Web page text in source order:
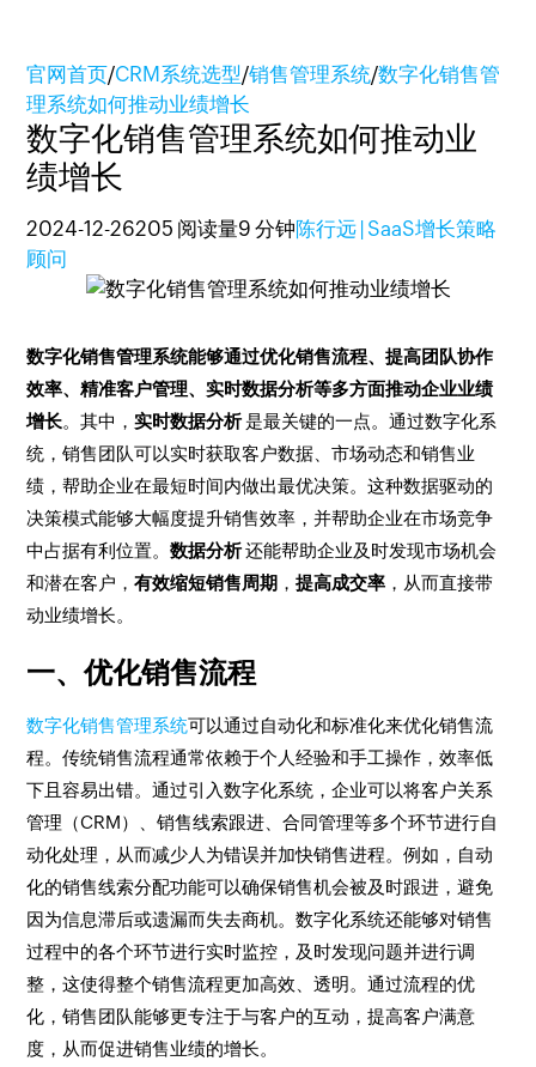
官网首页/CRM系统选型/销售管理系统/数字化销售管
理系统如何推动业绩增长
数字化销售管理系统如何推动业
绩增长
2024-12-26205 阅读量9 分钟陈行远 | SaaS增长策略
顾问
数字化销售管理系统能够通过优化销售流程、提高团队协作
效率、精准客户管理、实时数据分析等多方面推动企业业绩
增长。其中，实时数据分析是最关键的一点。通过数字化系
统，销售团队可以实时获取客户数据、市场动态和销售业
绩，帮助企业在最短时间内做出最优决策。这种数据驱动的
决策模式能够大幅度提升销售效率，并帮助企业在市场竞争
中占据有利位置。数据分析还能帮助企业及时发现市场机会
和潜在客户，有效缩短销售周期 ，提高成交率 ，从而直接带
动业绩增长。
一、优化销售流程
数字化销售管理系统可以通过自动化和标准化来优化销售流
程。传统销售流程通常依赖于个人经验和手工操作，效率低
下且容易出错。通过引入数字化系统，企业可以将客户关系
管理（CRM）、销售线索跟进、合同管理等多个环节进行自
动化处理，从而减少人为错误并加快销售进程。例如，自动
化的销售线索分配功能可以确保销售机会被及时跟进，避免
因为信息滞后或遗漏而失去商机。数字化系统还能够对销售
过程中的各个环节进行实时监控，及时发现问题并进行调
整，这使得整个销售流程更加高效、透明。通过流程的优
化，销售团队能够更专注于与客户的互动，提高客户满意
度，从而促进销售业绩的增长。